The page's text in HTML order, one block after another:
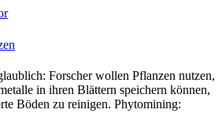
Forscher wollen Pflanzen nutzen,
in ihren Blättern speichern können,
Böden zu reinigen. Phytomining: